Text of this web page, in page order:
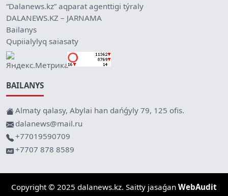
“Dalanews.kz” aqparat agenttigi týraly
DALANEWS.KZ – JARNAMA
Bailanys
Qupiialylyq saiasaty
BAILANYS
Almaty qalasy, Abylai han dańǵyly 79, 125 ofis.
dalanews@mail.ru
+77019590709
+7707 878 8589
Copyright © 2025 dalanews.kz. Saitty jasaǵan WebAudit